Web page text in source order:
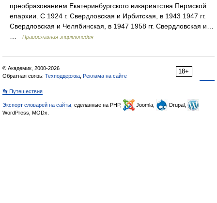
преобразованием Екатеринбургского викариатства Пермской
епархии. С 1924 г. Свердловская и Ирбитская, в 1943 1947 гг.
Свердловская и Челябинская, в 1947 1958 гг. Свердловская и…
Православная энциклопедия
18+
© Академик, 2000-2026
Обратная связь: Техподдержка Реклама на сайте
👣 Путешествия
Экспорт словарей на сайты , сделанные на PHP, Joomla,
Drupal,
WordPress, MODx.